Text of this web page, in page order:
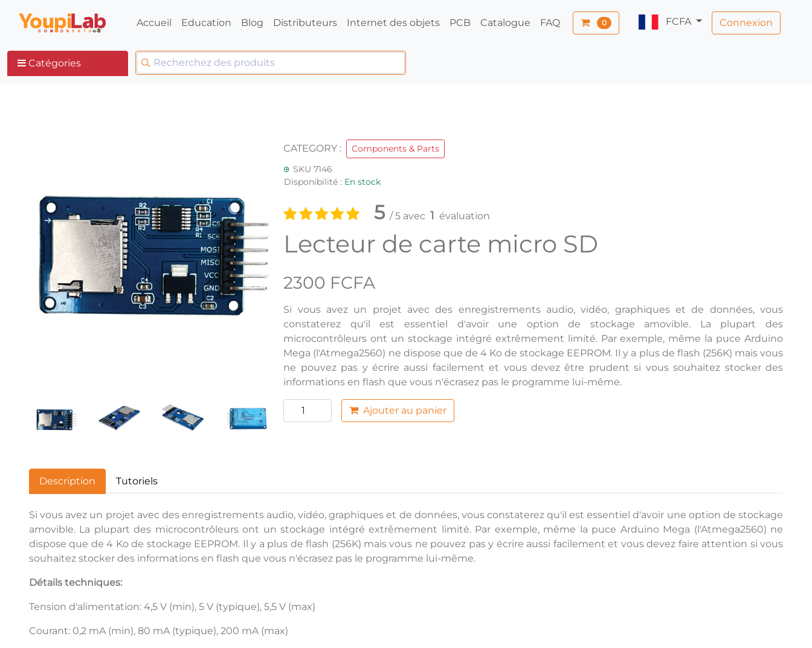
Accueil Education Blog Distributeurs Internet des objets PCB Catalogue FAQ 0 FCFA Connexion
Catégories
CATEGORY :
Components & Parts
SKU 7146
Disponibilité : En stock
5 / 5 avec 1 évaluation
Lecteur de carte micro SD
2300 FCFA
Si vous avez un projet avec des enregistrements audio, vidéo, graphiques et de données, vous
constaterez qu'il est essentiel d'avoir une option de stockage amovible. La plupart des
microcontrôleurs ont un stockage intégré extrêmement limité. Par exemple, même la puce Arduino
Mega (l'Atmega2560) ne dispose que de 4 Ko de stockage EEPROM. Il y a plus de flash (256K) mais vous
ne pouvez pas y écrire aussi facilement et vous devez être prudent si vous souhaitez stocker des
informations en flash que vous n'écrasez pas le programme lui-même.
Ajouter au panier
Description Tutoriels
Si vous avez un projet avec des enregistrements audio, vidéo, graphiques et de données, vous constaterez qu'il est essentiel d'avoir une option de stockage
amovible. La plupart des microcontrôleurs ont un stockage intégré extrêmement limité. Par exemple, même la puce Arduino Mega (l'Atmega2560) ne
dispose que de 4 Ko de stockage EEPROM. Il y a plus de flash (256K) mais vous ne pouvez pas y écrire aussi facilement et vous devez faire attention si vous
souhaitez stocker des informations en flash que vous n'écrasez pas le programme lui-même.
Détails techniques:
Tension d'alimentation: 4,5 V (min), 5 V (typique), 5,5 V (max)
Courant: 0,2 mA (min), 80 mA (typique), 200 mA (max)